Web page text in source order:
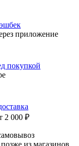
приложение
покупкой
2 000 ₽
из магазинов